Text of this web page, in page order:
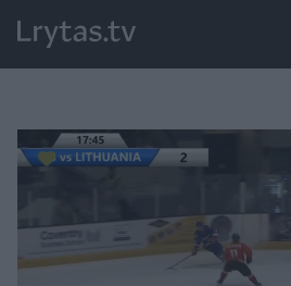
Paremkite Ukrainą